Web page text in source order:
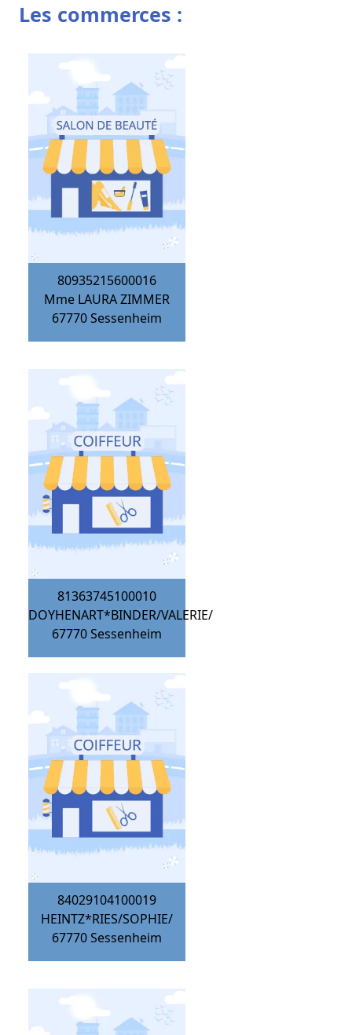
Les commerces :
80935215600016
Mme LAURA ZIMMER
67770Sessenheim
81363745100010
DOYHENART*BINDER/VALERIE/
67770Sessenheim
84029104100019
HEINTZ*RIES/SOPHIE/
67770Sessenheim